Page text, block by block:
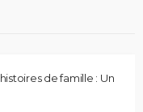
de famille : Un